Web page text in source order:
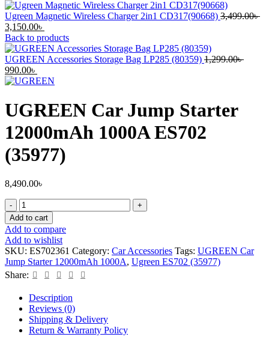
Ugreen Magnetic Wireless Charger 2in1 CD317(90668) 3,499.00৳
3,150.00৳
Back to products
UGREEN Accessories Storage Bag LP285 (80359) 1,299.00৳
990.00৳
UGREEN Car Jump Starter
12000mAh 1000A ES702
(35977)
8,490.00৳
Add to cart
Add to compare
Add to wishlist
SKU: ES702361 Category: Car Accessories Tags: UGREEN Car
Jump Starter 12000mAh 1000A, Ugreen ES702 (35977)
Share:
Description
Reviews (0)
Shipping & Delivery
Return & Warranty Policy